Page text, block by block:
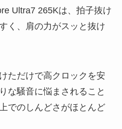
Ultra7 265Kは、拍子抜け
く、肩の力がスッと抜け
ただけで高クロックを安
な騒音に悩まされること
でのしんどさがほとんど